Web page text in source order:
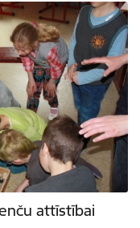
attīstībai